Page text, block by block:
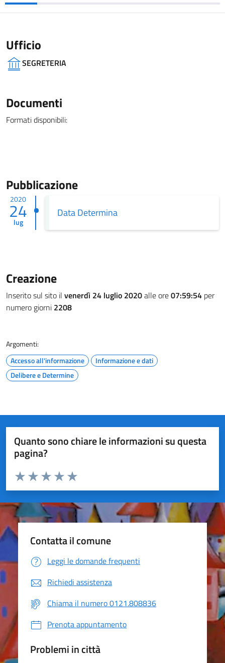
Ufficio
SEGRETERIA
Documenti
Formati disponibili:
Pubblicazione
2020
24
lug
Data Determina
Creazione
Inserito sul sito il venerdì 24 luglio 2020alle ore07:59:54 per
numero giorni 2208
Argomenti:
Accesso all'informazione
Informazione e dati
Delibere e Determine
Quanto sono chiare le informazioni su questa
pagina?
Valuta da 1 a 5 stelle la pagina
Valuta 5 stelle su 5
Valuta 4 stelle su 5
Valuta 3 stelle su 5
Valuta 2 stelle su 5
Valuta 1 stelle su 5
Contatta il comune
Leggi le domande frequenti
Richiedi assistenza
Chiama il numero 0121.808836
Prenota appuntamento
Problemi in città